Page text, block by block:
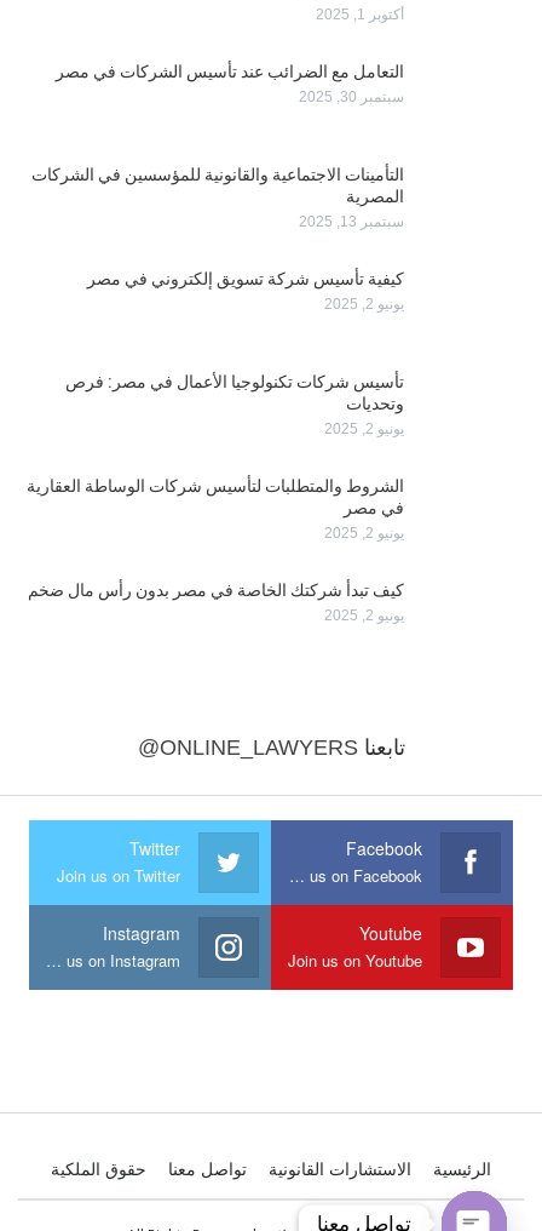
أكتوبر 1, 2025
التعامل مع الضرائب عند تأسيس الشركات في مصر
سبتمبر 30, 2025
التأمينات الاجتماعية والقانونية للمؤسسين في الشركات
المصرية
سبتمبر 13, 2025
كيفية تأسيس شركة تسويق إلكتروني في مصر
يونيو 2, 2025
تأسيس شركات تكنولوجيا الأعمال في مصر: فرص
وتحديات
يونيو 2, 2025
الشروط والمتطلبات لتأسيس شركات الوساطة العقارية
في مصر
يونيو 2, 2025
كيف تبدأ شركتك الخاصة في مصر بدون رأس مال ضخم
يونيو 2, 2025
تابعنا@ONLINE_LAWYERS
Facebook
Join us on Facebook
Twitter
Join us on Twitter
Youtube
Join us on Youtube
Instagram
Join us on Instagram
الرئيسية الاستشارات القانونية تواصل معنا حقوق الملكية
تواصل معنا
تواصل معنا